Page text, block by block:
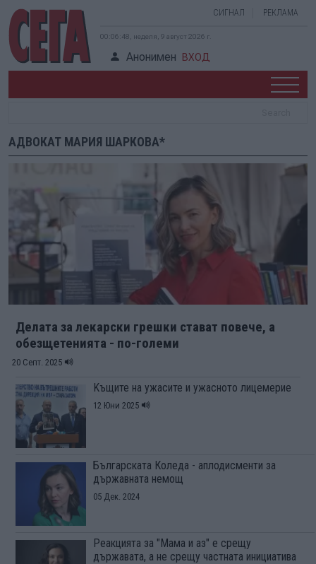
СИГНАЛ РЕКЛАМА
00:06:48, неделя, 9 август 2026 г.
Анонимен ВХОД
АДВОКАТ МАРИЯ ШАРКОВА*
Делата за лекарски грешки стават повече, а
обезщетенията - по-големи
20 Септ. 2025
Kъщите на ужасите и ужасното лицемерие
12 Юни 2025
Българската Коледа - аплодисменти за
държавната немощ
05 Дек. 2024
Реакцията за "Мама и аз" е срещу
държавата, а не срещу частната инициатива